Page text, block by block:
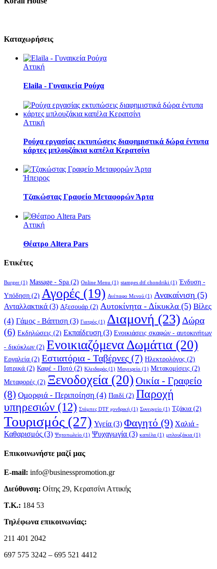
Καταχωρήσεις
Αττική
Elaila - Γυναικεία Ρούχα
Αττική
Ρούχα εργασίας εκτυπώσεις διαφημιστικά δώρα έντυπα
κάρτες μπλουζάκια καπέλα Κερατσίνι
Ήπειρος
Τζακώστας Γραφείο Μεταφορών Άρτα
Αττική
Θέατρο Altera Pars
Ετικέτες
Burger (1) Massage - Spa (2) Online Menu (1) stampes dtf chondriki (1) Ένδυση -
Υπόδηση (2) Αγορές (19) Ανέπαφο Μενού (1) Ανακαίνιση (5)
Ανταλλακτικά (3) Αξεσουάρ (2) Αυτοκίνητα - Δίκυκλα (5) Βίλες
(4) Γάμος - Βάπτιση (3) Γιατρός (1) Διαμονή (23) Δώρα
(6) Εκδηλώσεις (2) Εκπαίδευση (3) Ενοικιάσεις σκαφών - αυτοκινήτων
- δικύκλων (2) Ενοικιαζόμενα Δωμάτια (20)
Εργαλεία (2) Εστιατόρια - Ταβέρνες (7) Ηλεκτρολόγος (2)
Ιατρικά (2) Καφέ - Ποτό (2) Κλειδαράς (1) Μαγειρείο (1) Μετακομίσεις (2)
Μεταφορές (2) Ξενοδοχεία (20) Οικία - Γραφείο
(8) Ομορφιά - Περιποίηση (4) Παιδί (2) Παροχή
υπηρεσιών (12) Στάμπες DTF χονδρική (1) Συνεργείο (1) Τζάκια (2)
Τουρισμός (27) Υγεία (3) Φαγητό (9) Χαλιά -
Καθαρισμός (3) Ψητοπωλείο (1) Ψυχαγωγία (3) καπέλα (1) μπλουζάκια (1)
Επικοινωνήστε μαζί μας
E-mail: info@businesspromotion.gr
Διεύθυνση: Οίτης 29, Κερατσίνι Αττικής
Τ.Κ.: 184 53
Τηλέφωνα επικοινωνίας:
211 401 2042
697 575 3242 – 695 521 4412